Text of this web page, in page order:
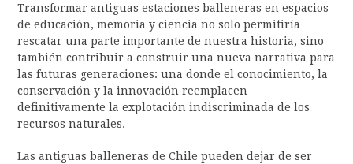
Transformar antiguas estaciones balleneras en espacios
de educación, memoria y ciencia no solo permitiría
rescatar una parte importante de nuestra historia, sino
también contribuir a construir una nueva narrativa para
las futuras generaciones: una donde el conocimiento, la
conservación y la innovación reemplacen
definitivamente la explotación indiscriminada de los
recursos naturales.
Las antiguas balleneras de Chile pueden dejar de ser